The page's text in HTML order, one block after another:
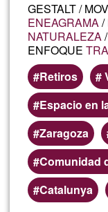
GESTALT /
ENEAGRAMA/
NATURALEZA
ENFOQUE
Retiros
Espacio en
Zaragoza
Comunidad
Catalunya